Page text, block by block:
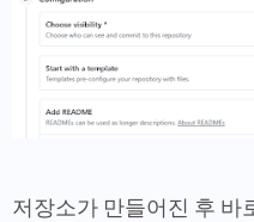
저장소가 만들어진 후 바